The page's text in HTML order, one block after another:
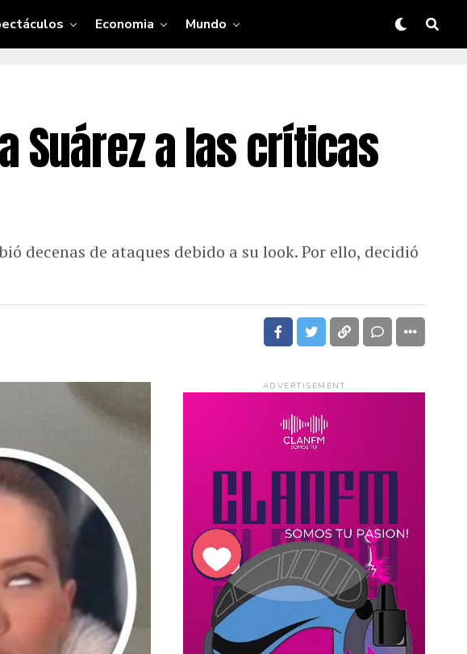
Economia Mundo
Suárez a las críticas
decenas de ataques debido a su look. Por ello, decidió
ADVERTISEMENT